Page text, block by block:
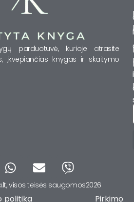
parduotuvė, kurioje atrasite
įkvepiančias knygas ir skaitymo
W
h
a
E
n
v
V
b
visos teisės saugomos2026
politika Pirkimo